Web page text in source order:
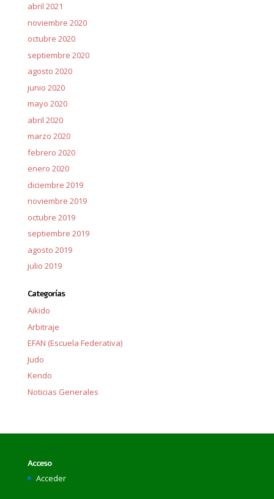
abril 2021
noviembre 2020
octubre 2020
septiembre 2020
agosto 2020
junio 2020
mayo 2020
abril 2020
marzo 2020
febrero 2020
enero 2020
diciembre 2019
noviembre 2019
octubre 2019
septiembre 2019
agosto 2019
julio 2019
Categorías
Aikido
Arbitraje
EFAN (Escuela Federativa)
Judo
Kendo
Noticias Generales
Acceso
Acceder